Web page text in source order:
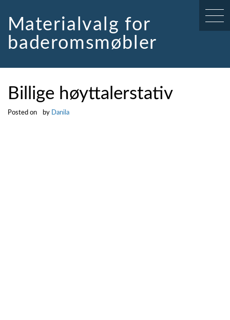
contentMaterialvalg for
baderomsmøbler
Billige høyttalerstativ
Posted on by Danila